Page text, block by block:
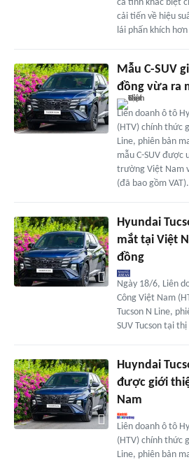
cá tính khác biệt
cải tiến về hiệu
lái phấn khích
Mẫu C-SUV
đồng vừa ra
Liên doanh ô tô
(HTV) chính thức
Line, phiên bản
mẫu C-SUV được
trường Việt Nam
(đã bao gồm VAT).
Hyundai
mắt tại Việt
đồng
Ngày 18/6, Liên
Công Việt Nam
Tucson N Line,
SUV Tucson tại
Huyndai
được giới
Nam
Liên doanh ô tô
(HTV) chính thức
Line, phiên bản